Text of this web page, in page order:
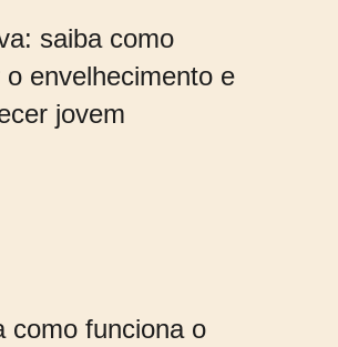
saiba como
o envelhecimento e
jovem
como funciona o